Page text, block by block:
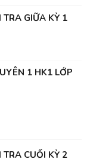
GIỮA KỲ 1
1 HK1 LỚP
CUỐI KỲ 2